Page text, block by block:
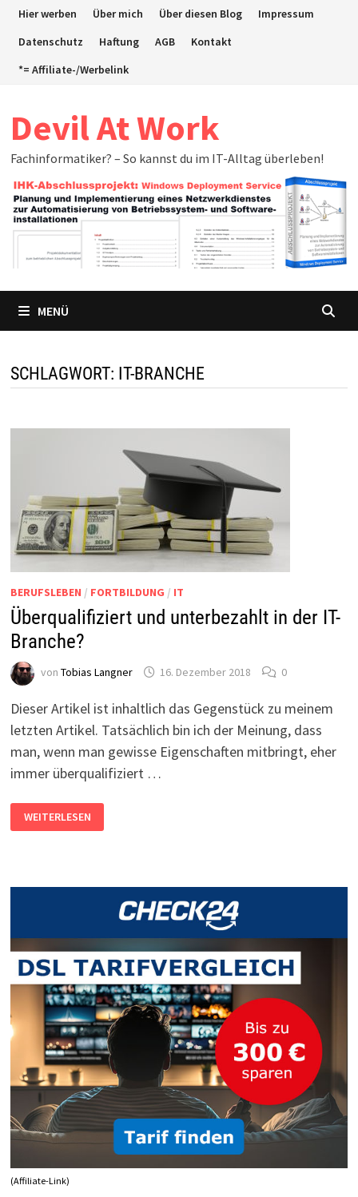
ZumHier werben Über mich Über diesen Blog
Impressum
Datenschutz
Haftung AGB
Kontakt
*= Affiliate-/Werbelink
Devil At Work
Fachinformatiker? – So kannst du im IT-Alltag überleben!
MENÜ
SCHLAGWORT: IT-BRANCHE
BERUFSLEBEN / FORTBILDUNG / IT
Überqualifiziert und unterbezahlt in der IT-
Branche?
von Tobias Langner 16. Dezember 2018 0
Dieser Artikel ist inhaltlich das Gegenstück zu meinem
letzten Artikel. Tatsächlich bin ich der Meinung, dass
man, wenn man gewisse Eigenschaften mitbringt, eher
immer überqualifiziert …
ÜBERQUALIFIZIERT
UND
UNTERBEZAHLT
WEITERLESEN
(Affiliate-Link)